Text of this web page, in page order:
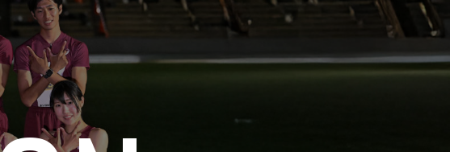
スタッフ紹介
早稲田が作った日本記録
関東インカレ優勝者
2024年度